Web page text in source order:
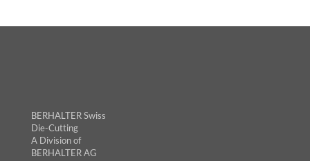
BERHALTER Swiss
Die-Cutting
A Division of
BERHALTER AG